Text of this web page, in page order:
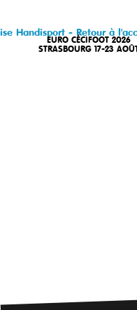
EURO CÉCIFOOT 2026
STRASBOURG 17-23